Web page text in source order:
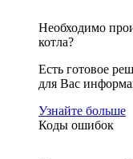
Необходимо
котла?
Есть готовое
для Вас
Узнайте больше
Коды ошибок